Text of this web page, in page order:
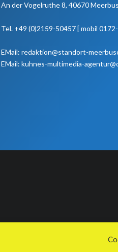
An der Vogelruthe 8, 40670
Tel. +49 (0)2159-50457 [ mobil
EMail: redaktion@standort-
EMail: kuhnes-multimedia-